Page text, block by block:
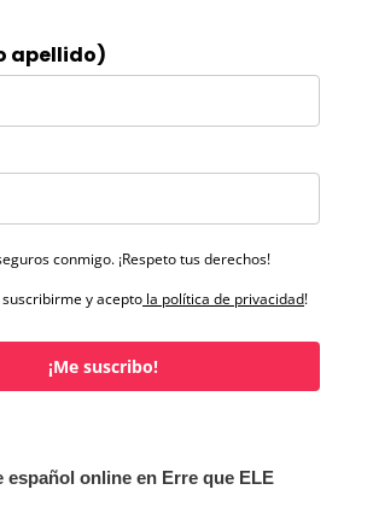
apellido)
conmigo. ¡Respeto tus derechos!
suscribirme y acepto la política de privacidad!
¡Me suscribo!
español online en Erre que ELE